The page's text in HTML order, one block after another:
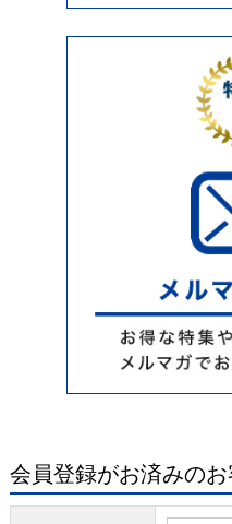
会員登録がお済みのお